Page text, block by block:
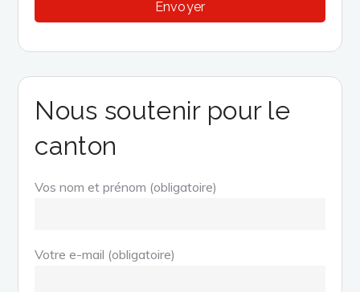
Nous soutenir pour le
canton
Vos nom et prénom (obligatoire)
Votre e-mail (obligatoire)